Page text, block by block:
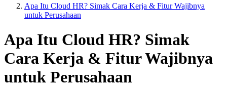
Apa Itu Cloud HR? Simak Cara Kerja & Fitur Wajibnya
untuk Perusahaan
Apa Itu Cloud HR? Simak
Cara Kerja & Fitur Wajibnya
untuk Perusahaan